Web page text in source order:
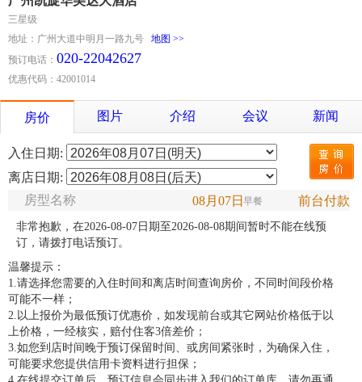
三星级
地址：广州大道中明月一路九号 地图 >>
预订电话： 020-22042627
优惠代码：42001014
房价 图片 介绍 会议 新闻
入住日期:
离店日期:
08月07日早餐 前台付款
房型名称
非常抱歉，在2026-08-07日期至2026-08-08期间暂时不能在线预
订，请拨打电话预订。
温馨提示：
1.请选择您需要的入住时间和离店时间查询房价，不同时间段价格
可能不一样；
2.以上报价为最低预订优惠价，如发现前台或其它网站价格低于以
上价格，一经核实，赔付住客3倍差价；
3.如您到店时间晚于预订保留时间、或房间紧张时，为确保入住，
可能要求您提供信用卡资料进行担保；